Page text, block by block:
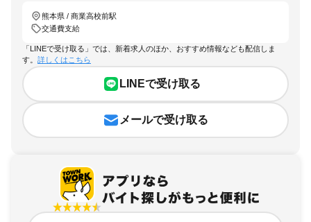
熊本県 / 商業高校前駅
交通費支給
「LINEで受け取る」では、新着求人のほか、おすすめ情報なども配信しま
す。 詳しくはこちら
LINEで受け取る
メールで受け取る